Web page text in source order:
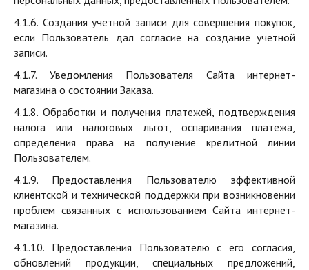
4.1.6. Создания учетной записи для совершения покупок,
если Пользователь дал согласие на создание учетной
записи.
4.1.7. Уведомления Пользователя Сайта интернет-
магазина о состоянии Заказа.
4.1.8. Обработки и получения платежей, подтверждения
налога или налоговых льгот, оспаривания платежа,
определения права на получение кредитной линии
Пользователем.
4.1.9. Предоставления Пользователю эффективной
клиентской и технической поддержки при возникновении
проблем связанных с использованием Сайта интернет-
магазина.
4.1.10. Предоставления Пользователю с его согласия,
обновлений продукции, специальных предложений,